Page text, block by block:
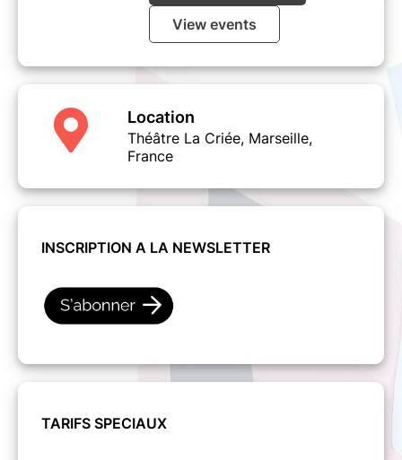
View events
Location
Théâtre La Criée, Marseille,
France
INSCRIPTION A LA NEWSLETTER
TARIFS SPECIAUX